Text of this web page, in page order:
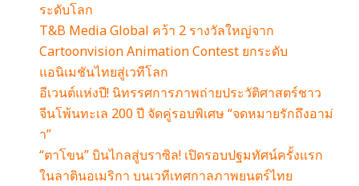
ระดับโลก
T&B Media Global คว้า 2 รางวัลใหญ่จาก
Cartoonvision Animation Contest ยกระดับ
แอนิเมชันไทยสู่เวทีโลก
อีเวนต์แห่งปี! นิทรรศการภาพถ่ายประวัติศาสตร์ชาว
จีนโพ้นทะเล 200 ปี จัดคู่รอบพิเศษ “จดหมายรักถึงอาม่
า”
“ตาโขน” บินไกลสู่บราซิล! เปิดรอบปฐมทัศน์ครั้งแรก
ในลาตินอเมริกา บนเวทีเทศกาลภาพยนตร์ไทย